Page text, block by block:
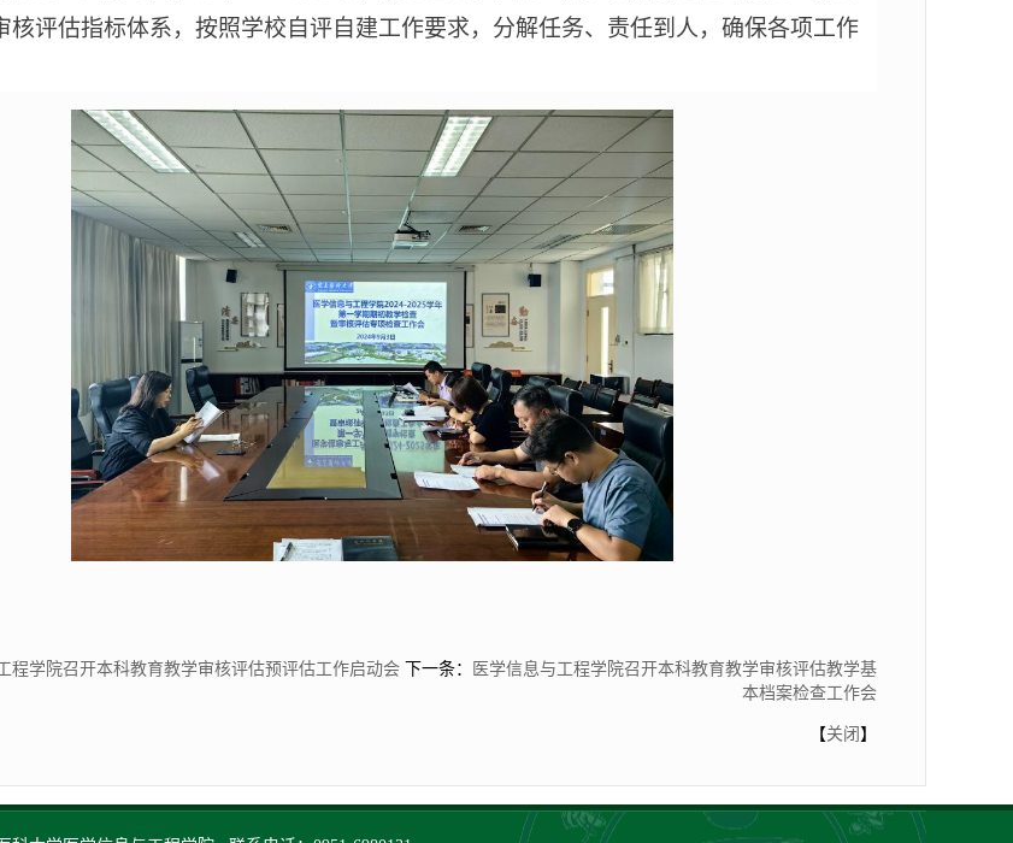
核评估指标体系，按照学校自评自建工作要求，分解任务、责任到人，确保各项工作
程学院召开本科教育教学审核评估预评估工作启动会 下一条：
医学信息与工程学院召开本科教育教学审核评估教学基
本档案检查工作会
【关闭 】